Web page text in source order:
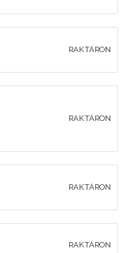
RAKTÁRON
RAKTÁRON
RAKTÁRON
RAKTÁRON